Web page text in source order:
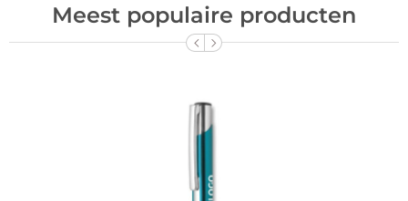
Meest populaire producten